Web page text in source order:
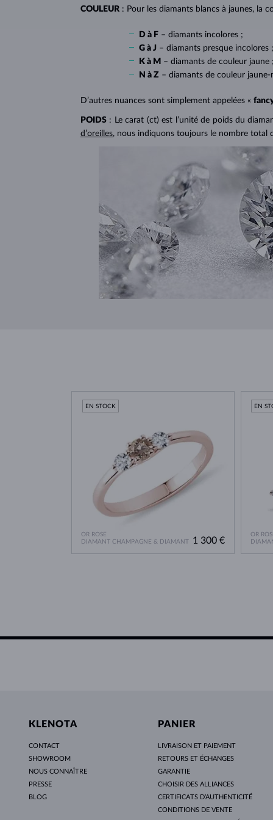
COULEUR : Pour les diamants blancs à jaunes, la
D à F – diamants incolores ;
G à J – diamants presque incolores ;
K à M – diamants de couleur jaune
N à Z – diamants de couleur jaune-
D’autres nuances sont simplement appelées «
POIDS : Le carat (ct) est l’unité de poids du
d’oreilles, nous indiquons toujours le nombre total
OR ROSE
DIAMANT CHAMPAGNE & DIAMANT
EN STOCK
1 300 €
OR
EN
KLENOTA
CONTACT
SHOWROOM
NOUS CONNAÎTRE
PRESSE
BLOG
PANIER
LIVRAISON ET PAIEMENT
RETOURS ET ÉCHANGES
GARANTIE
CHOISIR DES ALLIANCES
CERTIFICATS D’AUTHENTICITÉ
CONDITIONS DE VENTE